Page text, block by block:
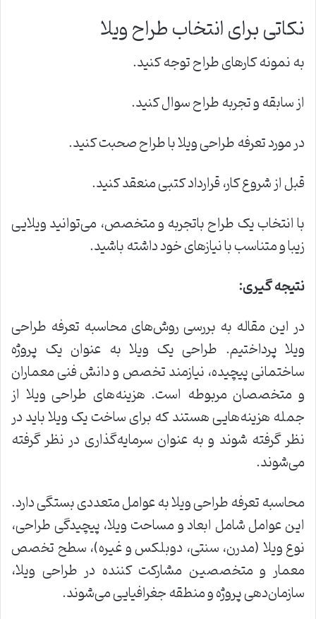
نکاتی برای انتخاب طراح ویلا
به نمونه کارهای طراح توجه کنید.
از سابقه و تجربه طراح سوال کنید.
در مورد تعرفه طراحی ویلا با طراح صحبت کنید.
قبل از شروع کار، قرارداد کتبی منعقد کنید.
با انتخاب یک طراح باتجربه و متخصص، می‌توانید ویلایی
زیبا و متناسب با نیازهای خود داشته باشید.
نتیجه گیری:
در این مقاله به بررسی روش‌های محاسبه تعرفه طراحی
ویلا پرداختیم. طراحی یک ویلا به عنوان یک پروژه
ساختمانی پیچیده، نیازمند تخصص و دانش فنی معماران
و متخصصان مربوطه است. هزینه‌های طراحی ویلا از
جمله هزینه‌هایی هستند که برای ساخت یک ویلا باید در
نظر گرفته شوند و به عنوان سرمایه‌گذاری در نظر گرفته
می‌شوند.
محاسبه تعرفه طراحی ویلا به عوامل متعددی بستگی دارد.
این عوامل شامل ابعاد و مساحت ویلا، پیچیدگی طراحی،
نوع ویلا (مدرن، سنتی، دوبلکس و غیره)، سطح تخصص
معمار و متخصصین مشارکت کننده در طراحی ویلا،
سازمان‌دهی پروژه و منطقه جغرافیایی می‌شوند.